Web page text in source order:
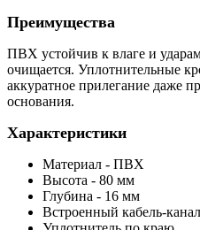
Преимущества
ПВХ устойчив к влаге и
очищается. Уплотнительные
аккуратное прилегание даже
основания.
Характеристики
Материал - ПВХ
Высота - 80 мм
Глубина - 16 мм
Встроенный кабель-канал